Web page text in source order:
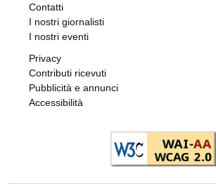
Contatti
I nostri giornalisti
I nostri eventi
Privacy
Contributi ricevuti
Pubblicità e annunci
Accessibilità